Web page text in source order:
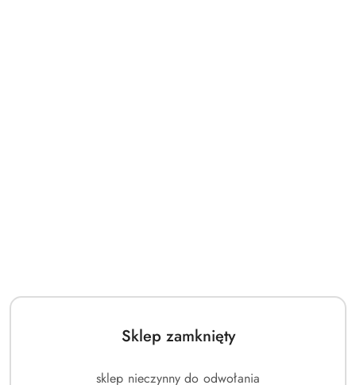
Sklep zamknięty
sklep nieczynny do odwołania